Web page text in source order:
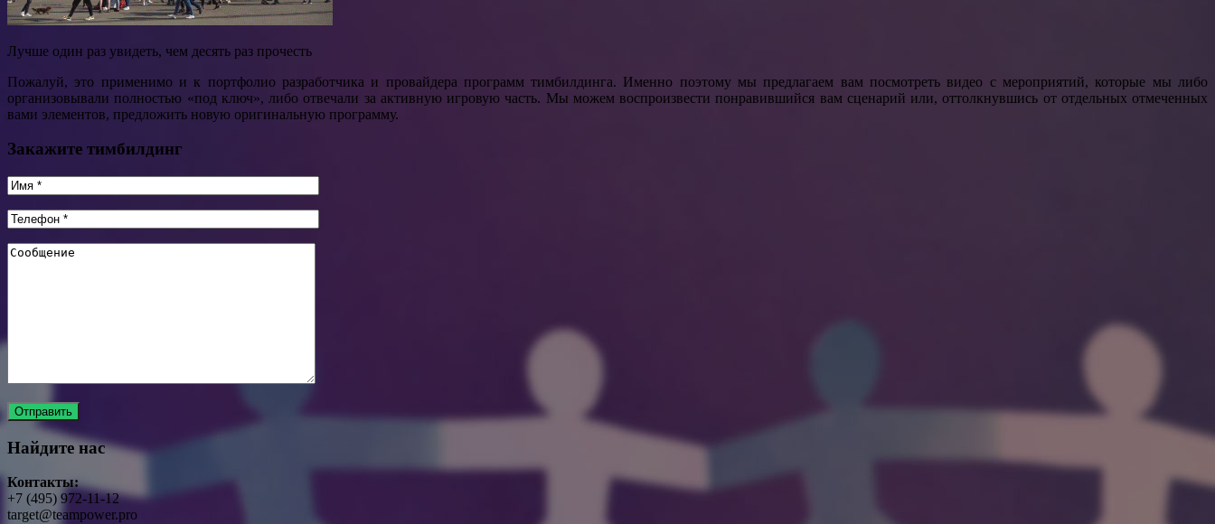
Лучше один раз увидеть, чем десять раз прочесть
Пожалуй, это применимо и к портфолио разработчика и провайдера программ тимбилдинга. Именно поэтому мы предлагаем вам посмотреть видео с мероприятий, которые мы либо
организовывали полностью «под ключ», либо отвечали за активную игровую часть. Мы можем воспроизвести понравившийся вам сценарий или, оттолкнувшись от отдельных отмеченных
вами элементов, предложить новую оригинальную программу.
Закажите тимбилдинг
Найдите нас
Контакты:
+7 (495) 972-11-12
target@teampower.pro